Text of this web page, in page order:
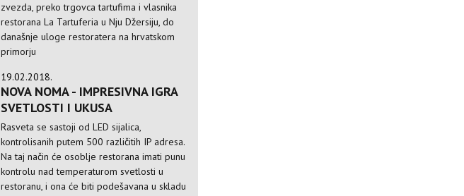
zvezda, preko trgovca tartufima i vlasnika
restorana La Tartuferia u Nju Džersiju, do
današnje uloge restoratera na hrvatskom
primorju
19.02.2018.
NOVA NOMA - IMPRESIVNA IGRA
SVETLOSTI I UKUSA
Rasveta se sastoji od LED sijalica,
kontrolisanih putem 500 različitih IP adresa.
Na taj način će osoblje restorana imati punu
kontrolu nad temperaturom svetlosti u
restoranu, i ona će biti podešavana u skladu